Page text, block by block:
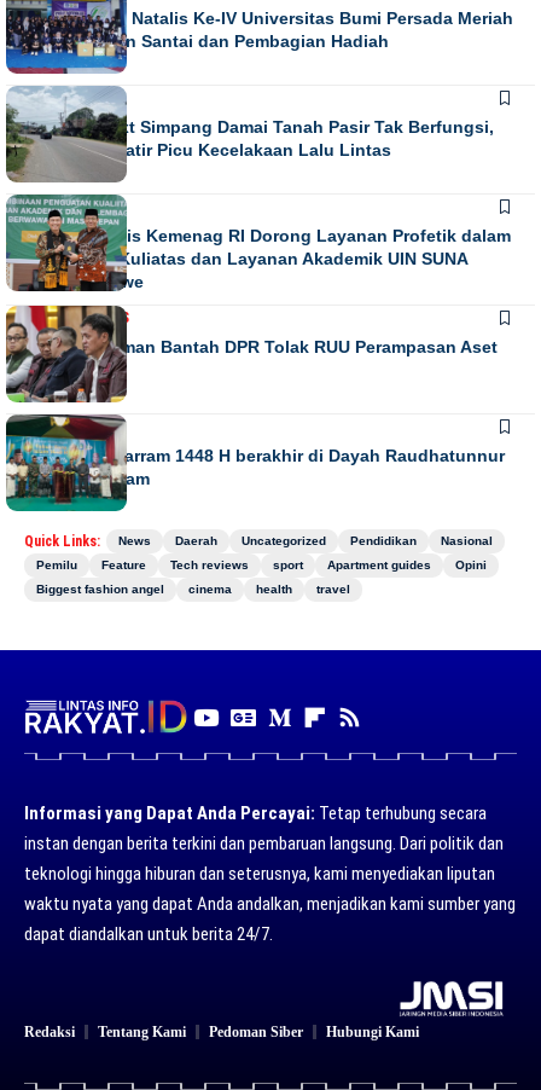
Puncak Dies Natalis Ke-IV Universitas Bumi Persada Meriah
dengan Jalan Santai dan Pembagian Hadiah
NEWS
Running Text Simpang Damai Tanah Pasir Tak Berfungsi,
Warga Khawatir Picu Kecelakaan Lalu Lintas
NEWS
Direktur Diktis Kemenag RI Dorong Layanan Profetik dalam
Penguatan Kuliatas dan Layanan Akademik UIN SUNA
Lhokseumawe
NASIONALNEWS
Habiburokhman Bantah DPR Tolak RUU Perampasan Aset
NEWS
Gebyar Muharram 1448 H berakhir di Dayah Raudhatunnur
Alharuni Nisam
Quick Links: News Daerah Uncategorized Pendidikan
Nasional
Pemilu
Feature Tech reviews sport Apartment guides
Opini
Biggest fashion angel
cinema health travel
Informasi yang Dapat Anda Percayai: Tetap terhubung secara
instan dengan berita terkini dan pembaruan langsung. Dari politik dan
teknologi hingga hiburan dan seterusnya, kami menyediakan liputan
waktu nyata yang dapat Anda andalkan, menjadikan kami sumber yang
dapat diandalkan untuk berita 24/7.
Redaksi Tentang Kami Pedoman Siber Hubungi Kami